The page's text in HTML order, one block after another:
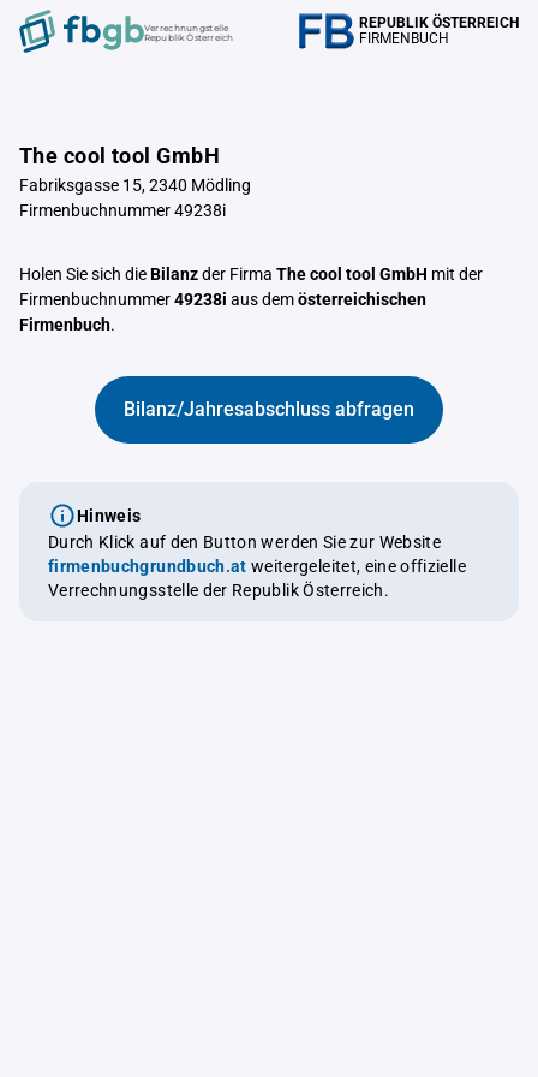
Verrechnungstelle
Republik Österreich
REPUBLIK ÖSTERREICH
FIRMENBUCH
The cool tool GmbH
Fabriksgasse 15, 2340 Mödling
Firmenbuchnummer 49238i
Holen Sie sich dieBilanzder Firma The cool tool GmbH mit der
Firmenbuchnummer49238i aus demösterreichischen
Firmenbuch.
Bilanz/Jahresabschluss abfragen
Hinweis
Durch Klick auf den Button werden Sie zur Website
firmenbuchgrundbuch.at weitergeleitet, eine offizielle
Verrechnungsstelle der Republik Österreich.